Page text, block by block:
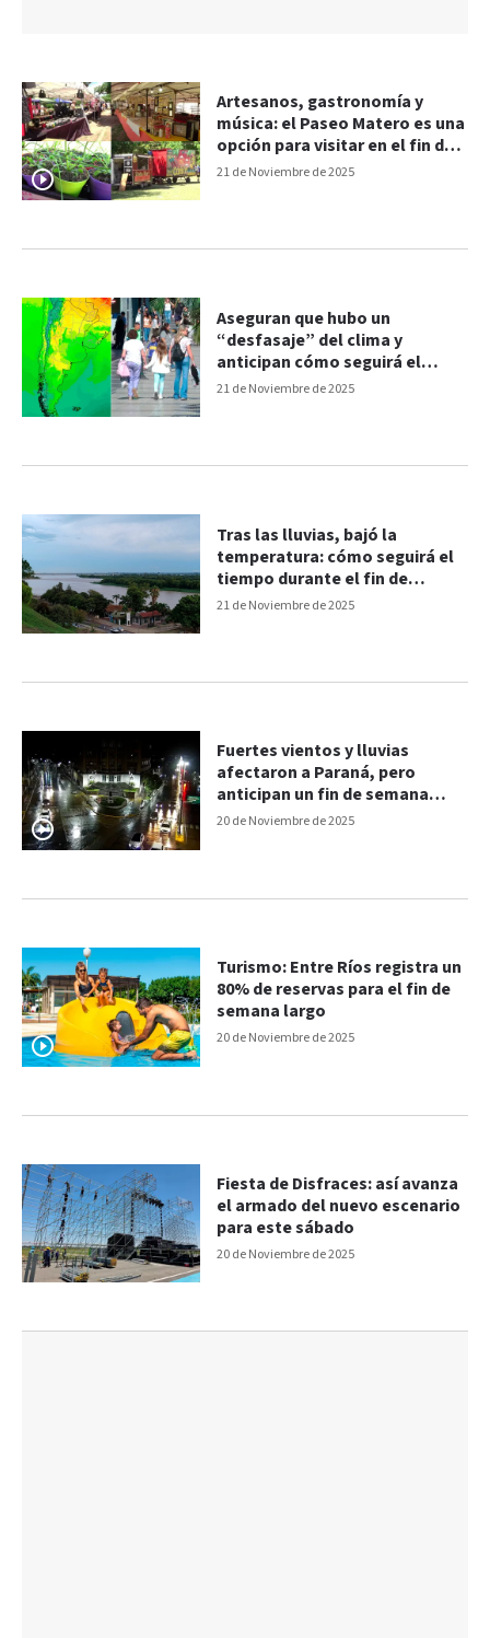
21 de Noviembre de 2025
Artesanos, gastronomía y
música: el Paseo Matero es una
opción para visitar en el fin de
semana XXL
21 de Noviembre de 2025
Aseguran que hubo un
“desfasaje” del clima y
anticipan cómo seguirá el
tiempo durante noviembre
21 de Noviembre de 2025
Tras las lluvias, bajó la
temperatura: cómo seguirá el
tiempo durante el fin de
semana largo
20 de Noviembre de 2025
Fuertes vientos y lluvias
afectaron a Paraná, pero
anticipan un fin de semana
estable
20 de Noviembre de 2025
Turismo: Entre Ríos registra un
80% de reservas para el fin de
semana largo
20 de Noviembre de 2025
Fiesta de Disfraces: así avanza
el armado del nuevo escenario
para este sábado